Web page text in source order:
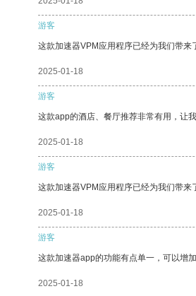
游客
这款加速器VPM应用程序已经为我们带来
2025-01-18
游客
这款app的酒店、餐厅推荐非常有用，让
2025-01-18
游客
这款加速器VPM应用程序已经为我们带来
2025-01-18
游客
这款加速器app的功能有点单一，可以增
2025-01-18